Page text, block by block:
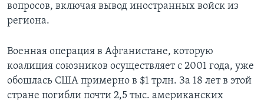
вопросов, включая вывод иностранных войск из
региона.
Военная операция в Афганистане, которую
коалиция союзников осуществляет с 2001 года, уже
обошлась США примерно в $1 трлн. За 18 лет в этой
стране погибли почти 2,5 тыс. американских